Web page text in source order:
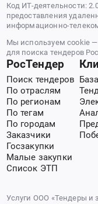
Код ИТ-деятельности:
предоставления
информационно-
Мы используем cookie
для поиска тендеров
РосТендер
Поиск тендеров
По отраслям
По регионам
По тегам
По городам
Заказчики
Госзакупки
Малые закупки
Список ЭТП
Услуги ООО «Тендеры и